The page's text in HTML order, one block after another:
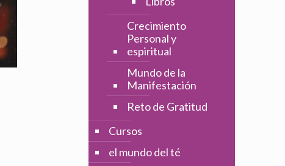
Crecimiento
Personal y
espiritual
Mundo de la
Manifestación
Reto de Gratitud
Cursos
el mundo del té